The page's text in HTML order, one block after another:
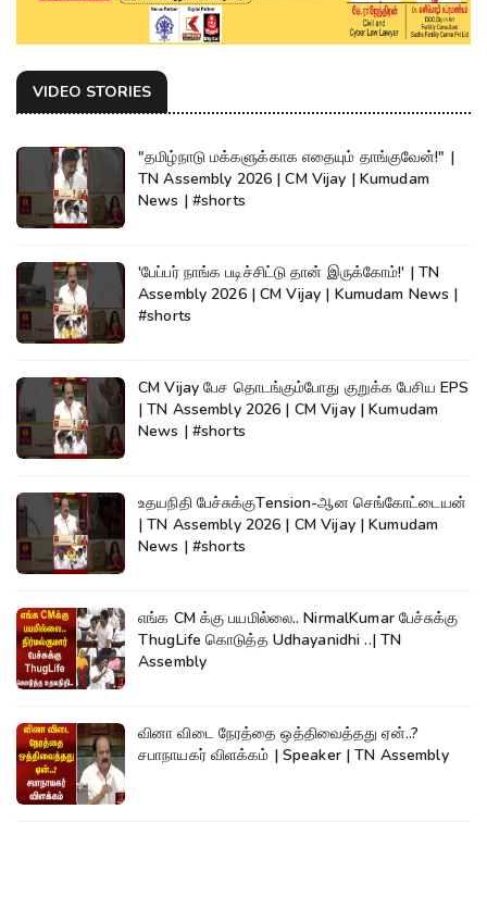
VIDEO STORIES
"தமிழ்நாடு மக்களுக்காக எதையும் தாங்குவேன்!" |
TN Assembly 2026 | CM Vijay | Kumudam
News | #shorts
'பேப்பர் நாங்க படிச்சிட்டு தான் இருக்கோம்!' | TN
Assembly 2026 | CM Vijay | Kumudam News |
#shorts
CM Vijay பேச தொடங்கும்போது குறுக்க பேசிய EPS
| TN Assembly 2026 | CM Vijay | Kumudam
News | #shorts
உதயநிதி பேச்சுக்குTension-ஆன செங்கோட்டையன்
| TN Assembly 2026 | CM Vijay | Kumudam
News | #shorts
எங்க CM க்கு பயமில்லை.. NirmalKumar பேச்சுக்கு
ThugLife கொடுத்த Udhayanidhi ..| TN
Assembly
வினா விடை நேரத்தை ஒத்திவைத்தது ஏன்..?
சபாநாயகர் விளக்கம் | Speaker | TN Assembly